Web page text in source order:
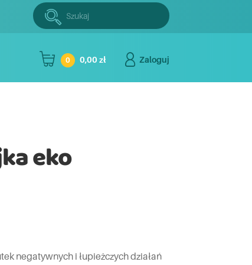
Szukaj:Szukaj
0 0,00 zł Zaloguj
eko
negatywnych i łupieżczych działań